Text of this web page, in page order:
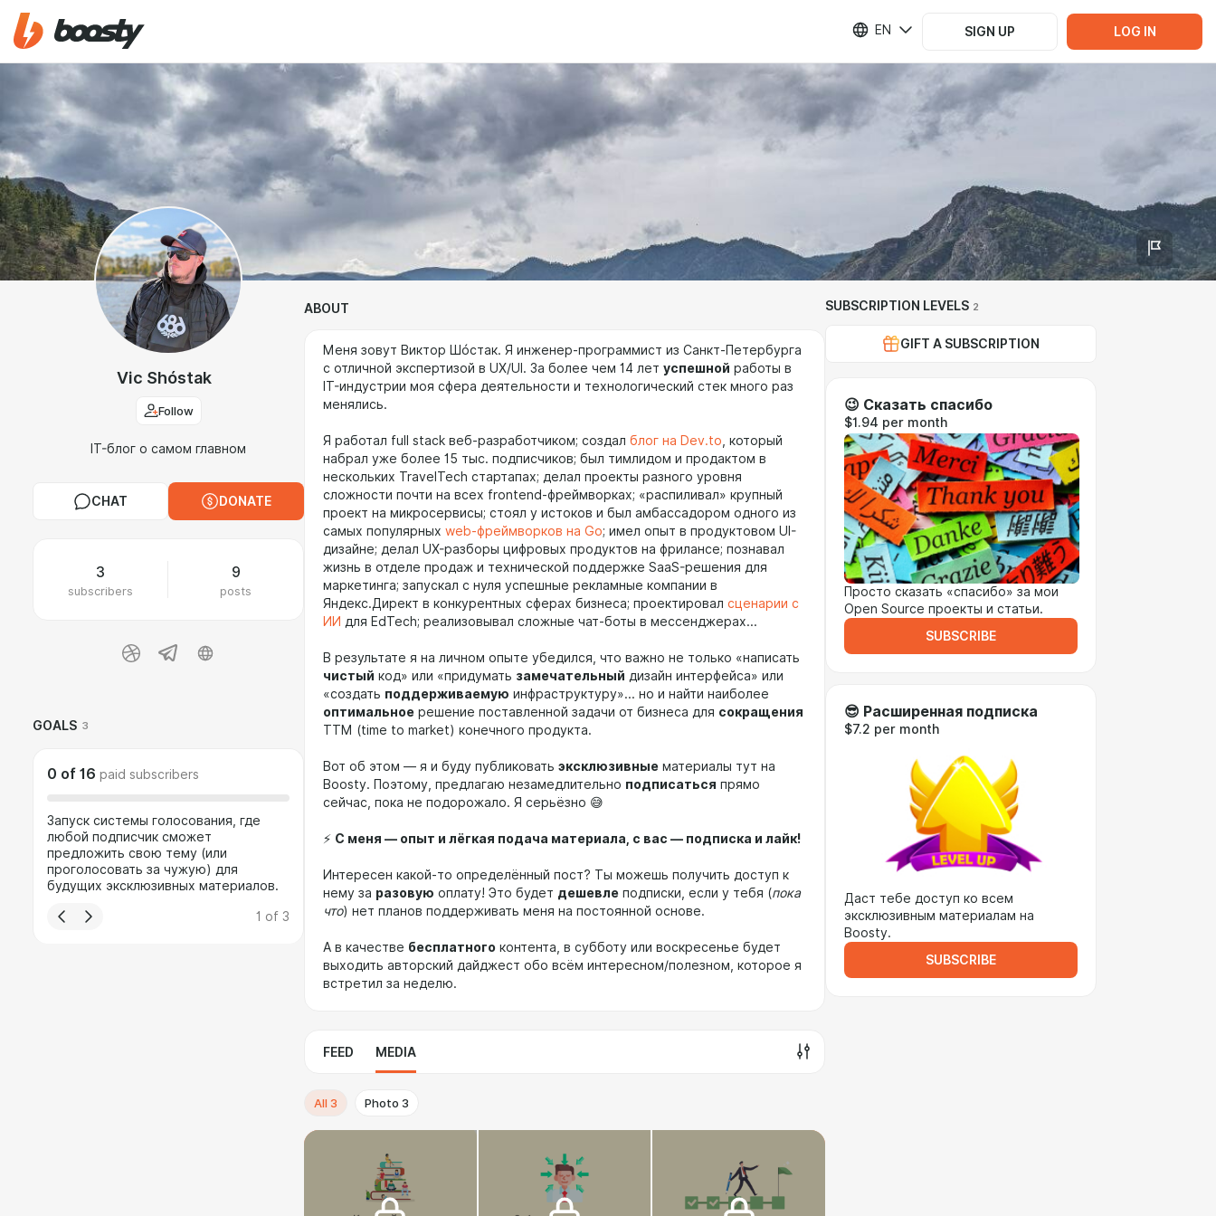
EN SIGN UP LOG IN
Vic Shóstak
Follow
IT-блог о самом главном
CHAT DONATE
3
subscribers
9
posts
GOALS 3
0 of 16 paid subscribers
Запуск системы голосования, где
любой подписчик сможет
предложить свою тему (или
проголосовать за чужую) для
будущих эксклюзивных материалов.
1 of 3
ABOUT
Меня зовут Виктор Шóстак. Я инженер-программист из Санкт-Петербурга
с отличной экспертизой в UX/UI. За более чем 14 лет успешной работы в
IT-индустрии моя сфера деятельности и технологический стек много раз
менялись.
Я работал full stack веб-разработчиком; создал блог на Dev.to , который
набрал уже более 15 тыс. подписчиков; был тимлидом и продактом в
нескольких TravelTech стартапах; делал проекты разного уровня
сложности почти на всех frontend-фреймворках; «распиливал» крупный
проект на микросервисы; стоял у истоков и был амбассадором одного из
самых популярных web-фреймворков на Go; имел опыт в продуктовом UI-
дизайне; делал UX-разборы цифровых продуктов на фрилансе; познавал
жизнь в отделе продаж и технической поддержке SaaS-решения для
маркетинга; запускал с нуля успешные рекламные компании в
Яндекс.Директ в конкурентных сферах бизнеса; проектировал сценарии с
ИИ для EdTech; реализовывал сложные чат-боты в мессенджерах...
В результате я на личном опыте убедился, что важно не только «написать
чистый код» или «придумать замечательный дизайн интерфейса» или
«создать поддерживаемую инфраструктуру»... но и найти наиболее
оптимальное решение поставленной задачи от бизнеса для сокращения
TTM (time to market) конечного продукта.
Вот об этом — я и буду публиковать эксклюзивные материалы тут на
Boosty. Поэтому, предлагаю незамедлительно подписаться прямо
сейчас, пока не подорожало. Я серьёзно 😅
⚡️ С меня — опыт и лёгкая подача материала, с вас — подписка и лайк!
Интересен какой-то определённый пост? Ты можешь получить доступ к
нему за разовую оплату! Это будет дешевле подписки, если у тебя (пока
что) нет планов поддерживать меня на постоянной основе.
А в качестве бесплатного контента, в субботу или воскресенье будет
выходить авторский дайджест обо всём интересном/полезном, которое я
встретил за неделю.
FEED MEDIA
All 3 Photo 3
SUBSCRIPTION LEVELS 2
GIFT A SUBSCRIPTION
😉 Сказать спасибо
$1.94 per month
Просто сказать «спасибо» за мои
Open Source проекты и статьи.
SUBSCRIBE
😎 Расширенная подписка
$7.2 per month
Даст тебе доступ ко всем
эксклюзивным материалам на
Boosty.
SUBSCRIBE